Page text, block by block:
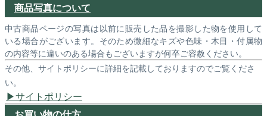
商品写真について
中古商品ページの写真は以前に販売した品を撮影した物を使用して
いる場合がございます。そのため微細なキズや色味・木目・付属物
の内容等に違いのある場合もございますが何卒ご容赦ください。
その他、サイトポリシーに詳細を記載しておりますのでご覧くださ
い。
サイトポリシー